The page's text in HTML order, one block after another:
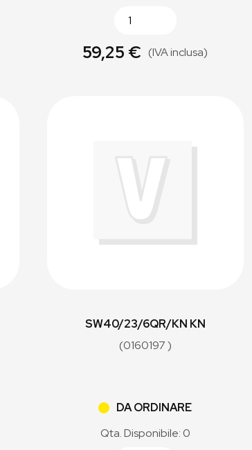
59,25 € (IVA inclusa)
SW40/23/6QR/KN KN
(0160197 )
DA ORDINARE
Qta. Disponibile: 0